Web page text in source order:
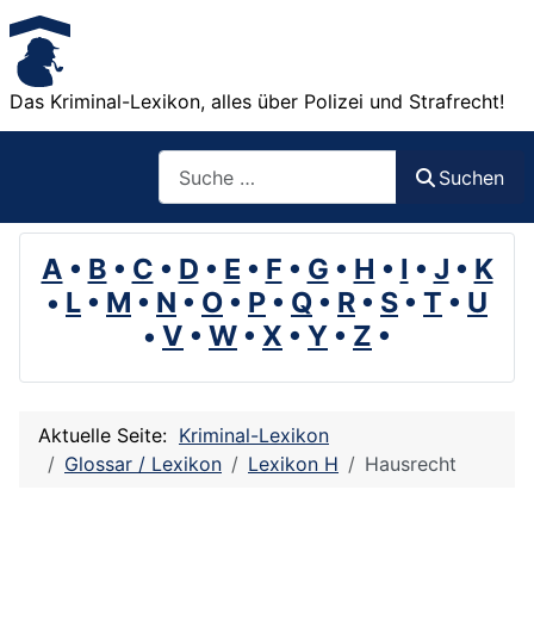
Das Kriminal-Lexikon, alles über Polizei und Strafrecht!
Suchen
A • B • C • D • E • F • G • H • I • J • K
• L • M • N • O • P • Q • R • S • T • U
• V • W • X • Y • Z •
Aktuelle Seite: Kriminal-Lexikon
Glossar / Lexikon
Lexikon H Hausrecht